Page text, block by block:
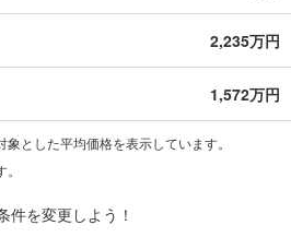
2,235万円
1,572万円
とした平均価格を表示しています。
件を変更しよう！